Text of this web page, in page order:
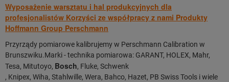
Wyposażenie warsztatu i hal produkcyjnych dla
profesjonalistów Korzyści ze współpracy z nami Produkty
Hoffmann Group Perschmann
Przyrządy pomiarowe kalibrujemy w Perschmann Calibration w
Brunszwiku.Marki - technika pomiarowa: GARANT, HOLEX, Mahr,
Tesa, Mitutoyo, Bosch, Fluke, Schwenk
, Knipex, Wiha, Stahlwille, Wera, Bahco, Hazet, PB Swiss Tools i wiele